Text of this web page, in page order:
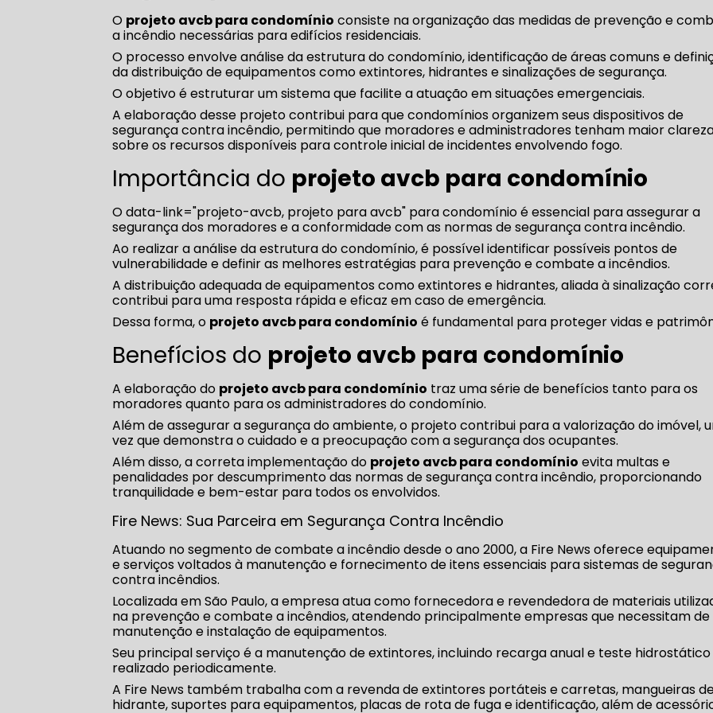
O projeto avcb para condomínio consiste na organização das medidas de prevenção e
a incêndio necessárias para edifícios residenciais.
O processo envolve análise da estrutura do condomínio, identificação de áreas comuns e
da distribuição de equipamentos como extintores, hidrantes e sinalizações de segurança.
O objetivo é estruturar um sistema que facilite a atuação em situações emergenciais.
A elaboração desse projeto contribui para que condomínios organizem seus dispositivos de
segurança contra incêndio, permitindo que moradores e administradores tenham maior
sobre os recursos disponíveis para controle inicial de incidentes envolvendo fogo.
Importância do projeto avcb para condomínio
O data-link="projeto-avcb, projeto para avcb" para condomínio é essencial para assegurar a
segurança dos moradores e a conformidade com as normas de segurança contra incêndio.
Ao realizar a análise da estrutura do condomínio, é possível identificar possíveis pontos de
vulnerabilidade e definir as melhores estratégias para prevenção e combate a incêndios.
A distribuição adequada de equipamentos como extintores e hidrantes, aliada à sinalização
contribui para uma resposta rápida e eficaz em caso de emergência.
Dessa forma, o projeto avcb para condomínio é fundamental para proteger vidas e
Benefícios do projeto avcb para condomínio
A elaboração do projeto avcb para condomínio traz uma série de benefícios tanto para os
moradores quanto para os administradores do condomínio.
Além de assegurar a segurança do ambiente, o projeto contribui para a valorização do imóvel,
vez que demonstra o cuidado e a preocupação com a segurança dos ocupantes.
Além disso, a correta implementação do projeto avcb para condomínio evita multas e
penalidades por descumprimento das normas de segurança contra incêndio, proporcionando
tranquilidade e bem-estar para todos os envolvidos.
Fire News: Sua Parceira em Segurança Contra Incêndio
Atuando no segmento de combate a incêndio desde o ano 2000, a Fire News oferece
e serviços voltados à manutenção e fornecimento de itens essenciais para sistemas de
contra incêndios.
Localizada em São Paulo, a empresa atua como fornecedora e revendedora de materiais
na prevenção e combate a incêndios, atendendo principalmente empresas que necessitam de
manutenção e instalação de equipamentos.
Seu principal serviço é a manutenção de extintores, incluindo recarga anual e teste hidrostático
realizado periodicamente.
A Fire News também trabalha com a revenda de extintores portáteis e carretas, mangueiras
hidrante, suportes para equipamentos, placas de rota de fuga e identificação, além de